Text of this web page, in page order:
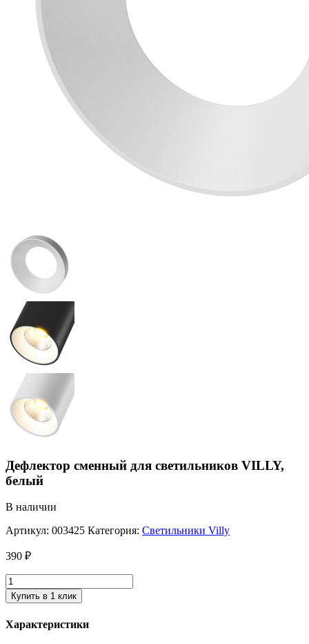
Дефлектор сменный для светильников VILLY,
белый
В наличии
Артикул: 003425 Категория: Светильники Villy
390 ₽
Купить в 1 клик
Характеристики